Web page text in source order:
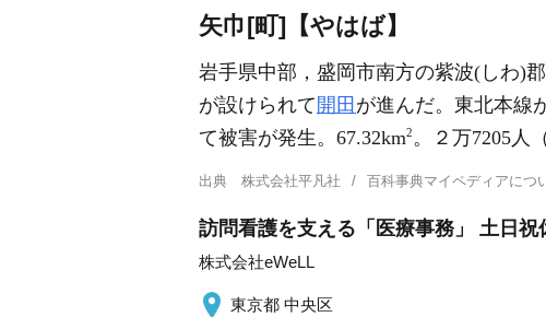
矢巾[町]【やはば】
岩手県中部，盛岡市南方の紫波(しわ)
が設けられて 開田 が進んだ。東北本線
て被害が発生。67.32km2。２万7205人
出典 株式会社平凡社 百科事典マイペディアに
訪問看護を支える「医療事務」 土日祝
株式会社eWeLL
東京都 中央区